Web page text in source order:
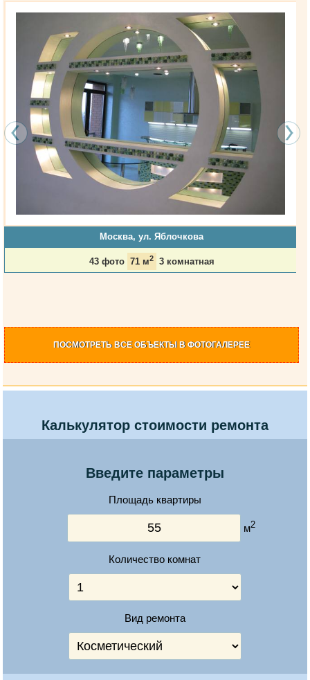
Москва, ул. Яблочкова
43 фото 71 м2 3 комнатная
ПОСМОТРЕТЬ ВСЕ ОБЪЕКТЫ В ФОТОГАЛЕРЕЕ
Калькулятор стоимости ремонта
Введите параметры
Площадь квартиры
м2
Количество комнат
Вид ремонта